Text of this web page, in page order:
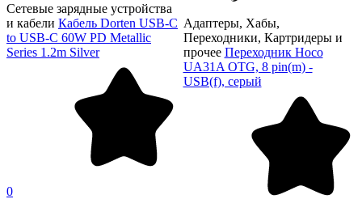
Сетевые зарядные устройства
и кабели Кабель Dorten USB-C
to USB-C 60W PD Metallic
Series 1.2m Silver
0
Адаптеры, Хабы,
Переходники, Картридеры и
прочее Переходник Hoco
UA31A OTG, 8 pin(m) -
USB(f), серый